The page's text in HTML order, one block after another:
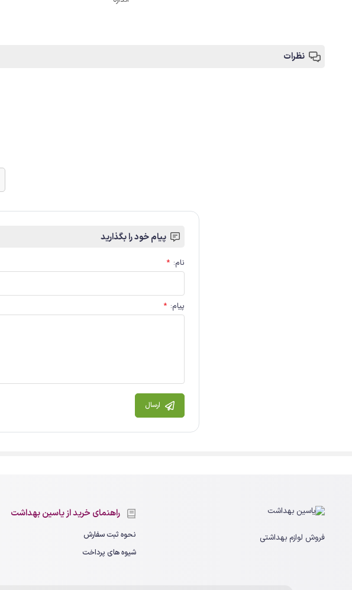
نظرات
پیام خود را بگذارید
نام:
*
پیام:
*
ارسال
فروش لوازم بهداشتی
راهنمای خرید از یاسین بهداشت
نحوه ثبت سفارش
شیوه های پرداخت